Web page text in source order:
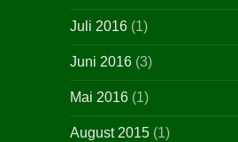
Juli 2016 (1)
Juni 2016 (3)
Mai 2016 (1)
August 2015 (1)